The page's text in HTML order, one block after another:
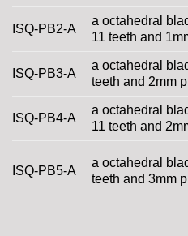
ISQ-PB2-A
a octahedral
11 teeth and
ISQ-PB3-A
a octahedral
teeth and 2mm
ISQ-PB4-A
a octahedral
11 teeth and
ISQ-PB5-A
a octahedral
teeth and 3mm